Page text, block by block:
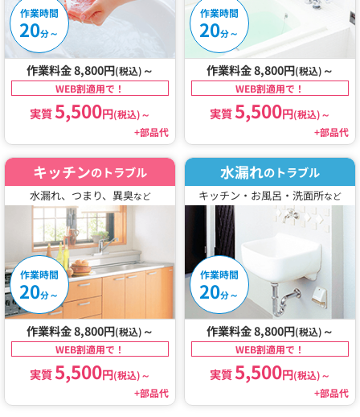
作業時間
20分～
作業料金 8,800円(税込) ～
WEB割適用で！
実質5,500円(税込)～
+部品代
作業時間
20分～
作業料金 8,800円(税込) ～
WEB割適用で！
実質5,500円(税込)～
+部品代
キッチンのトラブル
水漏れ、つまり、異臭など
作業時間
20分～
作業料金 8,800円(税込) ～
WEB割適用で！
実質5,500円(税込)～
+部品代
水漏れのトラブル
キッチン・お風呂・洗面所など
作業時間
20分～
作業料金 8,800円(税込) ～
WEB割適用で！
実質5,500円(税込)～
+部品代